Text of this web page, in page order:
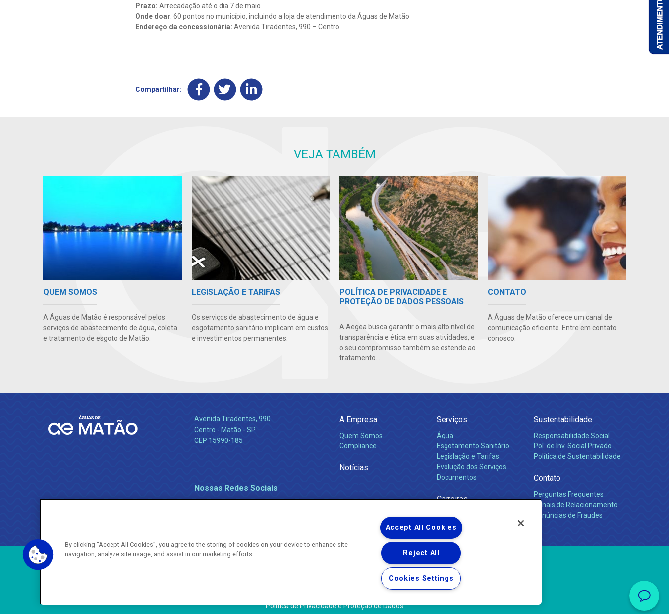
Prazo: Arrecadação até o dia 7 de maio
Onde doar: 60 pontos no município, incluindo a loja de atendimento da Águas de Matão
Endereço da concessionária: Avenida Tiradentes, 990 – Centro.
Compartilhar:
VEJA TAMBÉM
QUEM SOMOS
A Águas de Matão é responsável pelos
serviços de abastecimento de água, coleta
e tratamento de esgoto de Matão.
LEGISLAÇÃO E TARIFAS
Os serviços de abastecimento de água e
esgotamento sanitário implicam em custos
e investimentos permanentes.
POLÍTICA DE PRIVACIDADE E
PROTEÇÃO DE DADOS PESSOAIS
A Aegea busca garantir o mais alto nível de
transparência e ética em suas atividades, e
o seu compromisso também se estende ao
tratamento...
CONTATO
A Águas de Matão oferece um canal de
comunicação eficiente. Entre em contato
conosco.
Avenida Tiradentes, 990
Centro - Matão - SP
CEP 15990-185
Nossas Redes Sociais
A Empresa
Quem Somos
Compliance
Notícias
Serviços
Água
Esgotamento Sanitário
Legislação e Tarifas
Evolução dos Serviços
Documentos
Carreiras
Sustentabilidade
Responsabilidade Social
Pol. de Inv. Social Privado
Política de Sustentabilidade
Contato
Perguntas Frequentes
Canais de Relacionamento
Denúncias de Fraudes
Copyright ® 2026 - Todos os Direitos Reservados.
Política de Privacidade e Proteção de Dados
By clicking “Accept All Cookies”, you agree to the storing of cookies on your device to enhance site
navigation, analyze site usage, and assist in our marketing efforts.
Accept All Cookies
Reject All
Cookies Settings